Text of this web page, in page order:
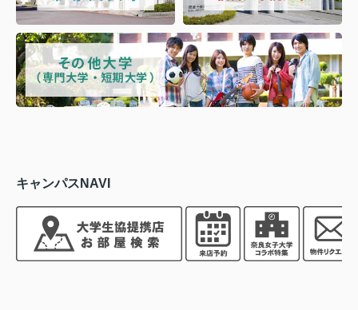
キャンパスNAVI